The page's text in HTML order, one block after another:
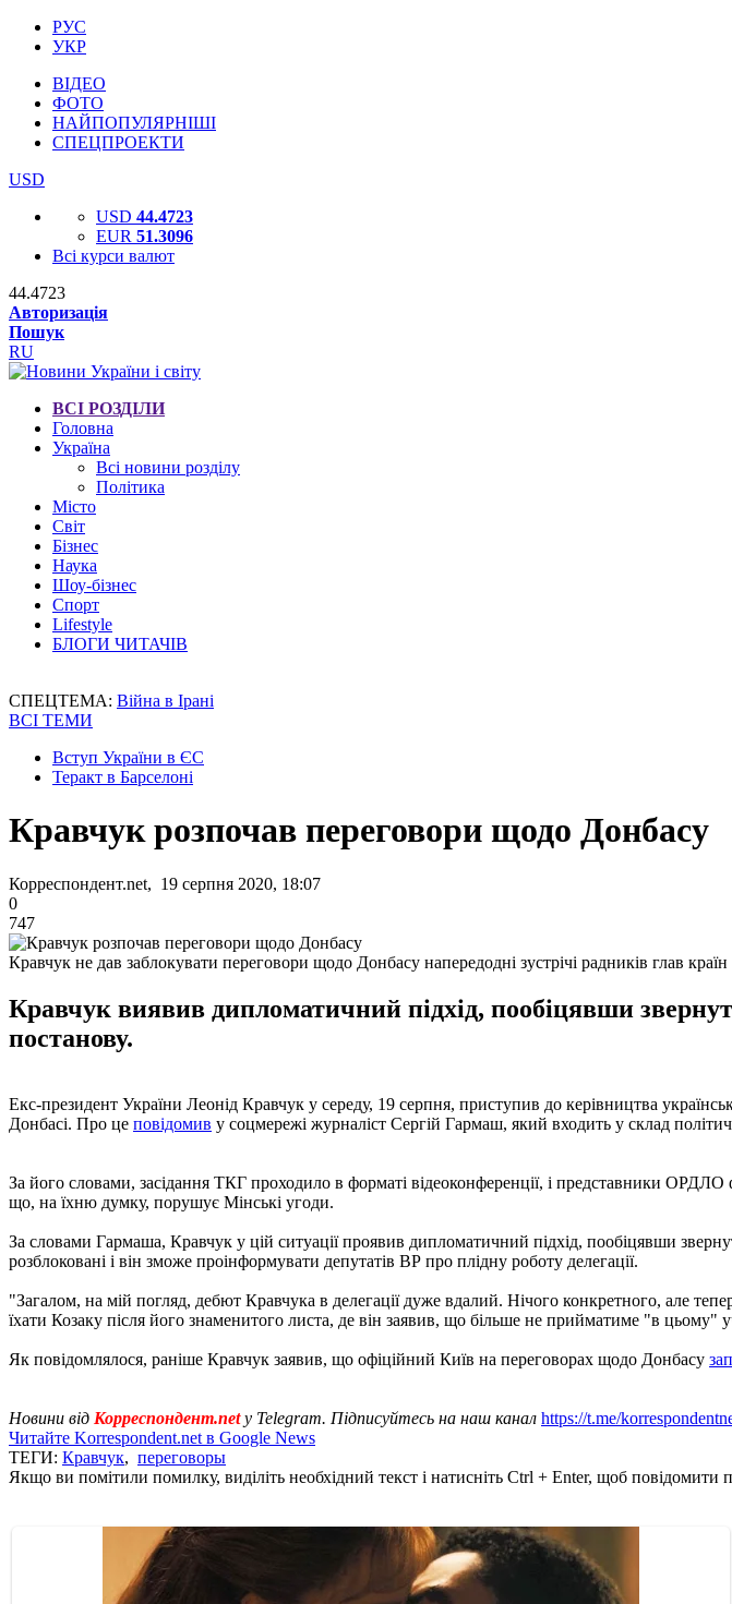
РУС
УКР
ВІДЕО
ФОТО
НАЙПОПУЛЯРНІШІ
СПЕЦПРОЕКТИ
USD
USD 44.4723
EUR 51.3096
Всі курси валют
44.4723
Авторизація
Пошук
RU
ВСІ РОЗДІЛИ
Головна
Україна
Всі новини розділу
Політика
Місто
Світ
Бізнес
Наука
Шоу-бізнес
Спорт
Lifestyle
БЛОГИ ЧИТАЧІВ
СПЕЦТЕМА: Війна в Ірані
ВСІ ТЕМИ
Вступ України в ЄС
Теракт в Барселоні
Кравчук розпочав переговори щодо Донбасу
Корреспондент.net, 19 серпня 2020, 18:07
0
747
Кравчук не дав заблокувати переговори щодо Донбасу напередодні зустрічі радників глав
Кравчук виявив дипломатичний підхід, пообіцявши
постанову.
Екс-президент України Леонід Кравчук у середу, 19 серпня, приступив до керівництва
Донбасі. Про це повідомив у соцмережі журналіст Сергій Гармаш, який входить у склад
За його словами, засідання ТКГ проходило в форматі відеоконференції, і представники
що, на їхню думку, порушує Мінські угоди.
За словами Гармаша, Кравчук у цій ситуації проявив дипломатичний підхід, пообіцявши
розблоковані і він зможе проінформувати депутатів ВР про плідну роботу делегації.
"Загалом, на мій погляд, дебют Кравчука в делегації дуже вдалий. Нічого конкретного, але
їхати Козаку після його знаменитого листа, де він заявив, що більше не прийматиме "в
Як повідомлялося, раніше Кравчук заявив, що офіційний Київ на переговорах щодо Донбасу
Новини від Корреспондент.net у Telegram. Підписуйтесь на наш канал https://t.me/
Читайте Korrespondent.net в Google News
ТЕГИ: Кравчук, переговоры
Якщо ви помітили помилку, виділіть необхідний текст і натисніть Ctrl + Enter, щоб повідомити